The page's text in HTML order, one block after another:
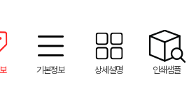
기본정보 상세설명 인쇄샘플